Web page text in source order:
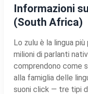
Informazioni
(South Africa)
Lo zulu è la lingua
milioni di parlanti
comprendono come
alla famiglia delle
suoni click — tre tipi